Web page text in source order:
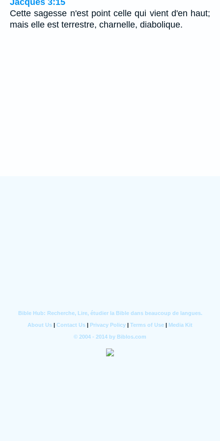
Cette sagesse n'est point celle qui vient d'en haut;
mais elle est terrestre, charnelle, diabolique.